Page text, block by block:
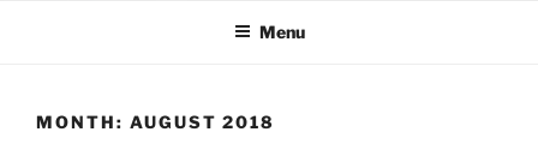
Menu
MONTH: AUGUST 2018